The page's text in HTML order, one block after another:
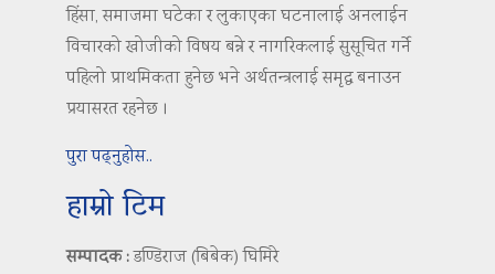
हिंसा, समाजमा घटेका र लुकाएका घटनालाई अनलाईन
विचारको खोजीको विषय बन्ने र नागरिकलाई सुसूचित गर्ने
पहिलो प्राथमिकता हुनेछ भने अर्थतन्त्रलाई समृद्ध बनाउन
प्रयासरत रहनेछ ।
पुरा पढ्नुहोस..
हाम्रो टिम
सम्पादक :डण्डिराज (बिबेक) घिमिरे